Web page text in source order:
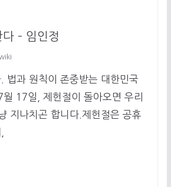
– 임인정
법과 원칙이 존중받는 대한민국
17일, 제헌절이 돌아오면 우리
지나치곤 합니다.제헌절은 공휴